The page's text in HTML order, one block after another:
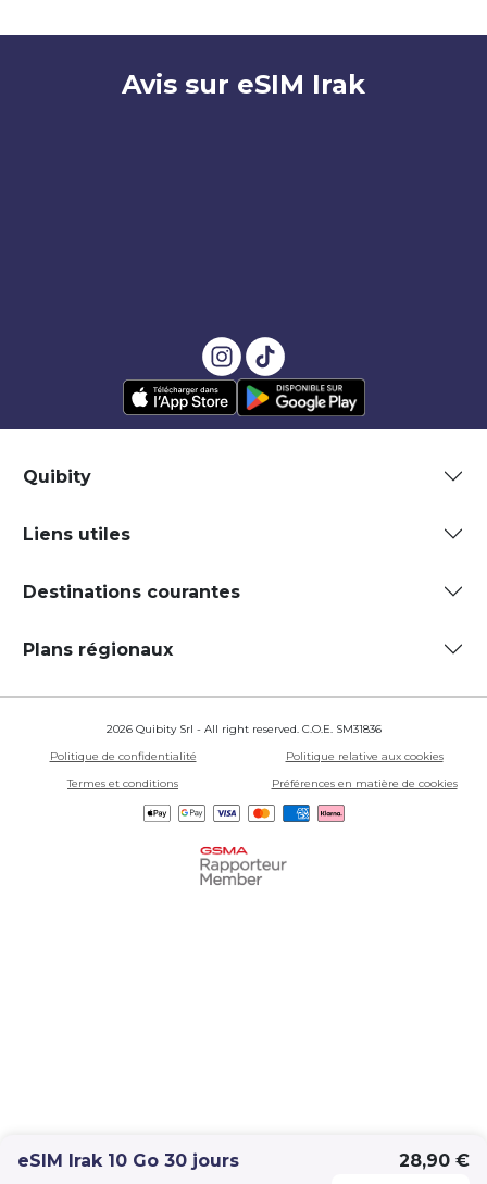
eSIM Irak 10 Go 30 jours 28,90 €
Avis sur eSIM Irak
Quibity
Liens utiles
Destinations courantes
Plans régionaux
2026 Quibity Srl - All right reserved. C.O.E. SM31836
Politique de confidentialité
Politique relative aux cookies
Termes et conditions
Préférences en matière de cookies